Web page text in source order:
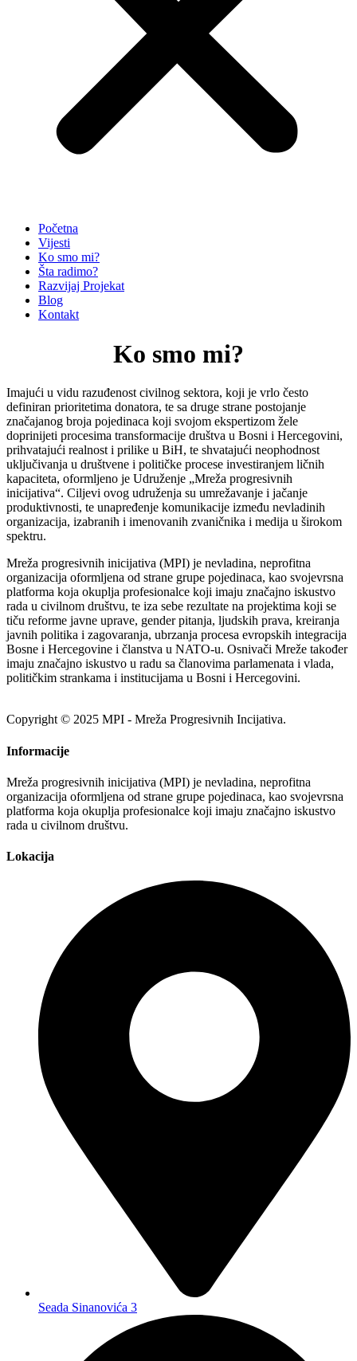
Početna
Vijesti
Ko smo mi?
Šta radimo?
Razvijaj Projekat
Blog
Kontakt
Ko smo mi?
Imajući u vidu razuđenost civilnog sektora, koji je vrlo često
definiran prioritetima donatora, te sa druge strane postojanje
značajanog broja pojedinaca koji svojom ekspertizom žele
doprinijeti procesima transformacije društva u Bosni i Hercegovini,
prihvatajući realnost i prilike u BiH, te shvatajući neophodnost
uključivanja u društvene i političke procese investiranjem ličnih
kapaciteta, oformljeno je Udruženje „Mreža progresivnih
inicijativa“. Ciljevi ovog udruženja su umrežavanje i jačanje
produktivnosti, te unapređenje komunikacije između nevladinih
organizacija, izabranih i imenovanih zvaničnika i medija u širokom
spektru.
Mreža progresivnih inicijativa (MPI) je nevladina, neprofitna
organizacija oformljena od strane grupe pojedinaca, kao svojevrsna
platforma koja okuplja profesionalce koji imaju značajno iskustvo
rada u civilnom društvu, te iza sebe rezultate na projektima koji se
tiču reforme javne uprave, gender pitanja, ljudskih prava, kreiranja
javnih politika i zagovaranja, ubrzanja procesa evropskih integracija
Bosne i Hercegovine i članstva u NATO-u. Osnivači Mreže također
imaju značajno iskustvo u radu sa članovima parlamenata i vlada,
političkim strankama i institucijama u Bosni i Hercegovini.
Copyright © 2025 MPI - Mreža Progresivnih Incijativa.
Informacije
Mreža progresivnih inicijativa (MPI) je nevladina, neprofitna
organizacija oformljena od strane grupe pojedinaca, kao svojevrsna
platforma koja okuplja profesionalce koji imaju značajno iskustvo
rada u civilnom društvu.
Lokacija
Seada Sinanovića 3